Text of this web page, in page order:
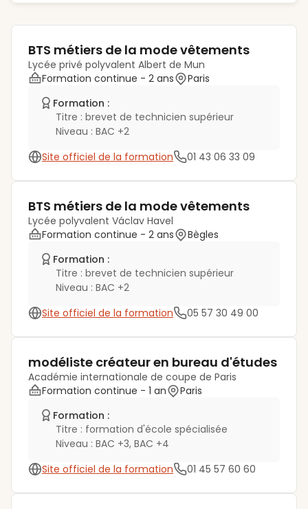
BTS métiers de la mode vêtements
Lycée privé polyvalent Albert de Mun
Formation continue - 2 ans
Paris
Formation :
Titre : brevet de technicien supérieur
Niveau : BAC +2
Site officiel de la formation
01 43 06 33 09
BTS métiers de la mode vêtements
Lycée polyvalent Václav Havel
Formation continue - 2 ans
Bègles
Formation :
Titre : brevet de technicien supérieur
Niveau : BAC +2
Site officiel de la formation
05 57 30 49 00
modéliste créateur en bureau d'études
Académie internationale de coupe de Paris
Formation continue - 1 an
Paris
Formation :
Titre : formation d'école spécialisée
Niveau : BAC +3, BAC +4
Site officiel de la formation
01 45 57 60 60